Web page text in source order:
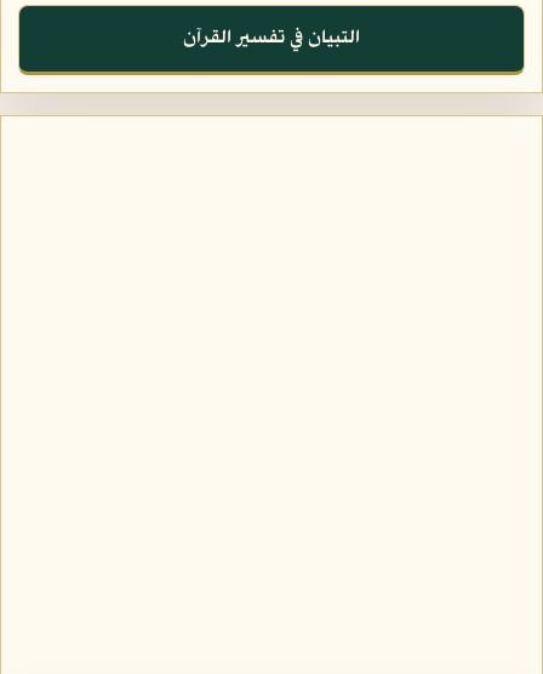
التبيان في تفسير القرآن